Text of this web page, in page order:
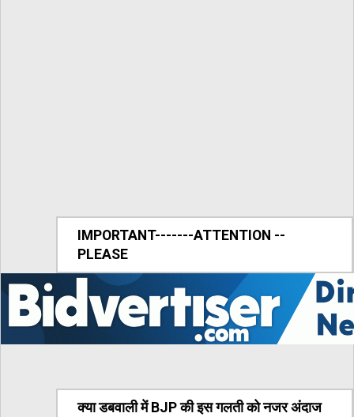
IMPORTANT-------ATTENTION --
PLEASE
क्या डबवाली में BJP की इस गलती को नजर अंदाज